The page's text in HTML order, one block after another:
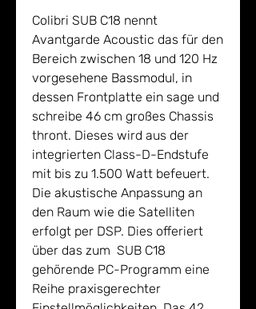
Colibri SUB C18 nennt
Avantgarde Acoustic das für den
Bereich zwischen 18 und 120 Hz
vorgesehene Bassmodul, in
dessen Frontplatte ein sage und
schreibe 46 cm großes Chassis
thront. Dieses wird aus der
integrierten Class-D-Endstufe
mit bis zu 1.500 Watt befeuert.
Die akustische Anpassung an
den Raum wie die Satelliten
erfolgt per DSP. Dies offeriert
über das zum SUB C18
gehörende PC-Programm eine
Reihe praxisgerechter